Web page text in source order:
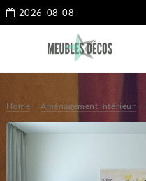
2026-08-08
Home Aménagement intérieur